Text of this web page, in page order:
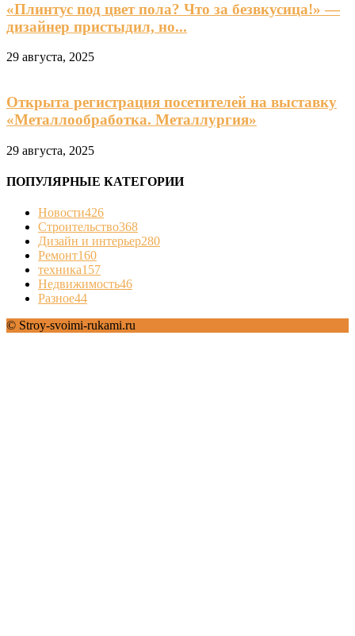
«Плинтус под цвет пола? Что за безвкусица!» —
дизайнер пристыдил, но...
29 августа, 2025
Открыта регистрация посетителей на выставку
«Металлообработка. Металлургия»
29 августа, 2025
ПОПУЛЯРНЫЕ КАТЕГОРИИ
Новости426
Строительство368
Дизайн и интерьер280
Ремонт160
техника157
Недвижимость46
Разное44
© Stroy-svoimi-rukami.ru